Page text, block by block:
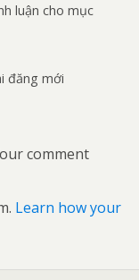
luận cho mục
đăng mới
comment
Learn how your